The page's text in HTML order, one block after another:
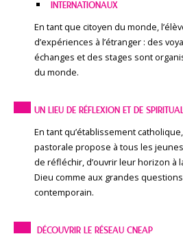
INTERNATIONAUX
En tant que citoyen du monde,
d’expériences à l’étranger : des
échanges et des stages sont
du monde.
UN LIEU DE RÉFLEXION ET DE
En tant qu’établissement
pastorale propose à tous les
de réfléchir, d’ouvrir leur horizon à
Dieu comme aux grandes
contemporain.
DÉCOUVRIR LE RÉSEAU CNEAP